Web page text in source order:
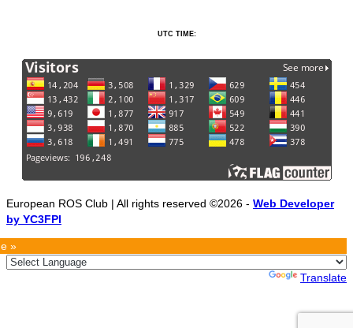
UTC TIME:
European ROS Club | All rights reserved ©2026 - Web Developer
by YC3FPI
»
Translate